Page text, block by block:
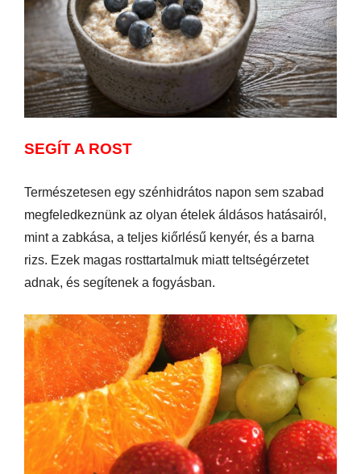
SEGÍT A ROST
Természetesen egy szénhidrátos napon sem szabad
megfeledkeznünk az olyan ételek áldásos hatásairól,
mint a zabkása, a teljes kiőrlésű kenyér, és a barna
rizs. Ezek magas rosttartalmuk miatt teltségérzetet
adnak, és segítenek a fogyásban.